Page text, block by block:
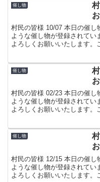
催し物
村民の皆様 10/07 本日の催
ような催し物が登録されてい
よろしくお願いいたします。
催し物
村民の皆様 02/23 本日の催
ような催し物が登録されてい
よろしくお願いいたします。
催し物
村民の皆様 12/15 本日の催
ような催し物が登録されてい
よろしくお願いいたします。